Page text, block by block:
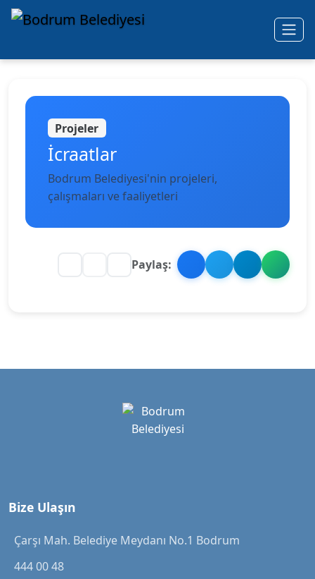
Ana içeriğe geç
Projeler
İcraatlar
Bodrum Belediyesi'nin projeleri,
çalışmaları ve faaliyetleri
Paylaş:
Bize Ulaşın
Çarşı Mah. Belediye Meydanı No.1 Bodrum
444 00 48